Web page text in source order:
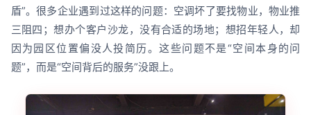
盾”。很多企业遇到过这样的问题：空调坏了要找物业，物业推
三阻四；想办个客户沙龙，没有合适的场地；想招年轻人，却
因为园区位置偏没人投简历。这些问题不是“空间本身的问
题”，而是“空间背后的服务”没跟上。